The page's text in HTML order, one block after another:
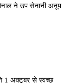
ने उप सेनानी अनूप
1 अक्टूबर से स्वच्छ